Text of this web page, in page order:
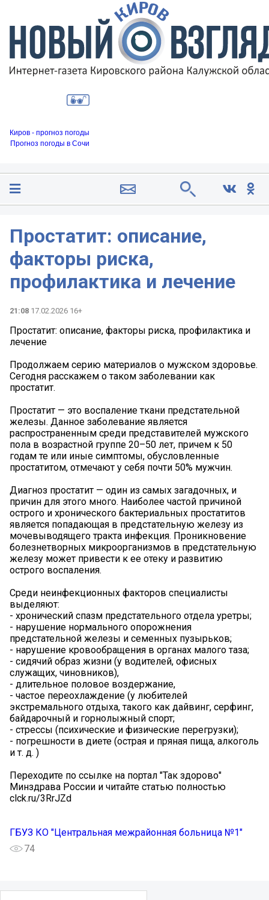
Киров - прогноз погоды
Прогноз погоды в Сочи
Простатит: описание,
факторы риска,
профилактика и лечение
21:08 17.02.2026 16+
Простатит: описание, факторы риска, профилактика и
лечение
Продолжаем серию материалов о мужском здоровье.
Сегодня расскажем о таком заболевании как
простатит.
Простатит — это воспаление ткани предстательной
железы. Данное заболевание является
распространенным среди представителей мужского
пола в возрастной группе 20–50 лет, причем к 50
годам те или иные симптомы, обусловленные
простатитом, отмечают у себя почти 50% мужчин.
Диагноз простатит — один из самых загадочных, и
причин для этого много. Наиболее частой причиной
острого и хронического бактериальных простатитов
является попадающая в предстательную железу из
мочевыводящего тракта инфекция. Проникновение
болезнетворных микроорганизмов в предстательную
железу может привести к ее отеку и развитию
острого воспаления.
Среди неинфекционных факторов специалисты
выделяют:
- хронический спазм предстательного отдела уретры;
- нарушение нормального опорожнения
предстательной железы и семенных пузырьков;
- нарушение кровообращения в органах малого таза;
- сидячий образ жизни (у водителей, офисных
служащих, чиновников),
- длительное половое воздержание,
- частое переохлаждение (у любителей
экстремального отдыха, такого как дайвинг, серфинг,
байдарочный и горнолыжный спорт;
- стрессы (психические и физические перегрузки);
- погрешности в диете (острая и пряная пища, алкоголь
и т. д. )
Переходите по ссылке на портал "Так здорово"
Минздрава России и читайте статью полностью
clck.ru/3RrJZd
ГБУЗ КО "Центральная межрайонная больница №1"
74